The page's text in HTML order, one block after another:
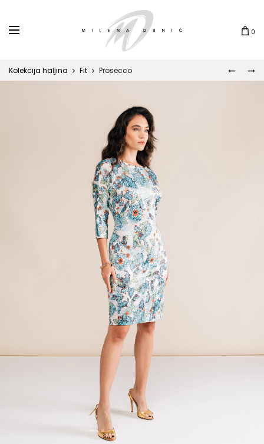
0
FADO
PREVELI
Kolekcija haljina Fit Prosecco